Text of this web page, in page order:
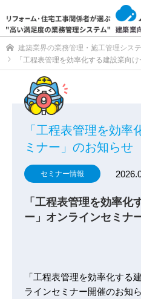
建築業界の業務管理・施工管理シス
「工程表管理を効率化する建設業向
「工程表管理を効率
ミナー」のお知らせ
セミナー情報
「工程表管理を効率化
ー」オンラインセミナ
「工程表管理を効率化する
ラインセミナー開催のお知ら